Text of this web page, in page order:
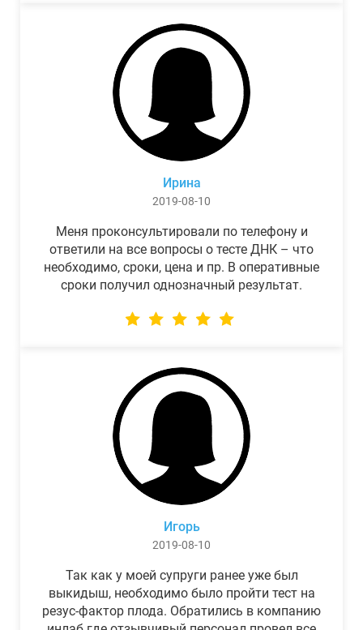
Ирина
2019-08-10
Меня проконсультировали по телефону и
ответили на все вопросы о тесте ДНК – что
необходимо, сроки, цена и пр. В оперативные
сроки получил однозначный результат.
Игорь
2019-08-10
Так как у моей супруги ранее уже был
выкидыш, необходимо было пройти тест на
резус-фактор плода. Обратились в компанию